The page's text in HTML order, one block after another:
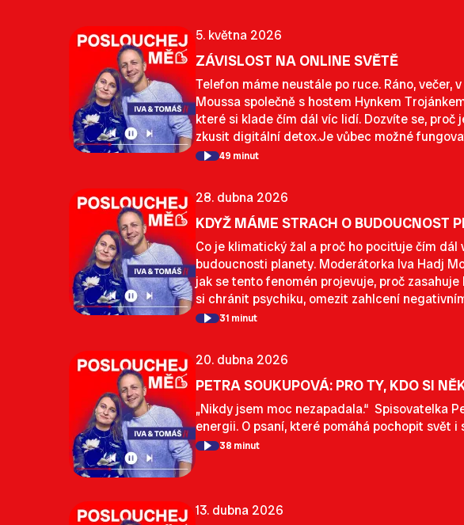
5. května 2026
ZÁVISLOST NA ONLINE SVĚTĚ
Telefon máme neustále po ruce. Ráno,
Moussa společně s hostem Hynkem
které si klade čím dál víc lidí. Dozvíte se,
zkusit digitální detox.Je vůbec možné
49 minut
28. dubna 2026
KDYŽ MÁME STRACH O BUDOUCNOST
Co je klimatický žal a proč ho pociťuje čím
budoucnosti planety. Moderátorka Iva Hadj
jak se tento fenomén projevuje, proč
si chránit psychiku, omezit zahlcení
31 minut
20. dubna 2026
PETRA SOUKUPOVÁ: PRO TY, KDO SI
„Nikdy jsem moc nezapadala.“ Spisovatelka
energii. O psaní, které pomáhá pochopit svět
38 minut
13. dubna 2026